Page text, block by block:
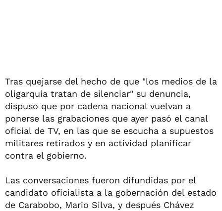
Tras quejarse del hecho de que "los medios de la
oligarquía tratan de silenciar" su denuncia,
dispuso que por cadena nacional vuelvan a
ponerse las grabaciones que ayer pasó el canal
oficial de TV, en las que se escucha a supuestos
militares retirados y en actividad planificar
contra el gobierno.
Las conversaciones fueron difundidas por el
candidato oficialista a la gobernación del estado
de Carabobo, Mario Silva, y después Chávez